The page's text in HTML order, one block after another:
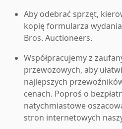
Aby odebrać sprzęt,
kopię formularza
Bros. Auctioneers.
Współpracujemy z
przewozowych, aby
najlepszych
cenach. Poproś o
natychmiastowe
stron internetowych